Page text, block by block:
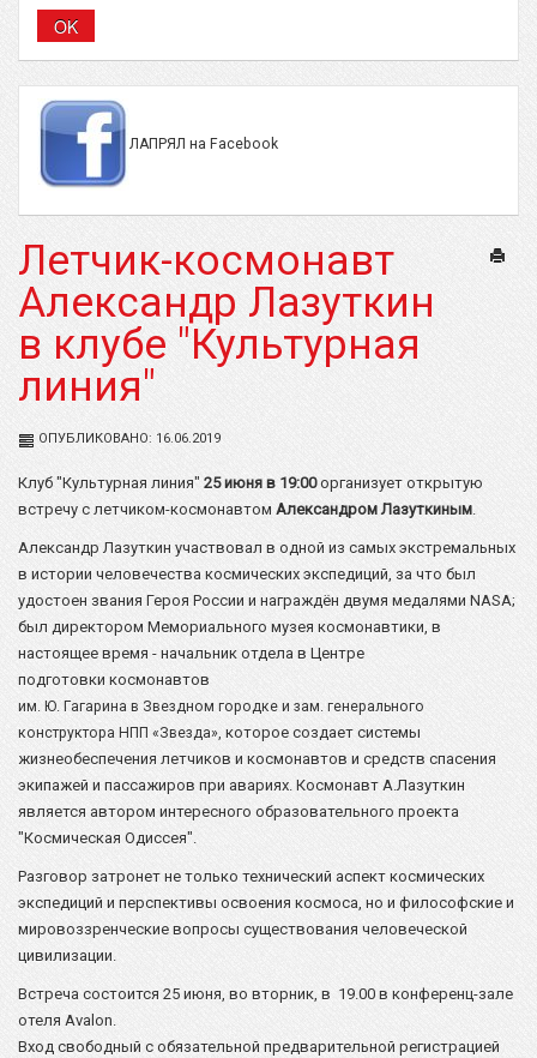
ЛАПРЯЛ на Facebook
Летчик-космонавт
Александр Лазуткин
в клубе "Культурная
линия"
ОПУБЛИКОВАНО: 16.06.2019
Клуб "Культурная линия" 25 июня в 19:00организует открытую
встречу с летчиком-космонавтом Александром Лазуткиным.
Александр Лазуткин участвовал в одной из самых экстремальных
в истории человечества космических экспедиций, за что был
удостоен звания Героя России и награждён двумя медалями NASA;
был директором Мемориального музея космонавтики, в
настоящее время - начальник отдела в Центре
подготовки космонавтов
им. Ю. Гагарина в Звездном городке и зам. генерального
конструктора НПП «Звезда», которое создает системы
жизнеобеспечения летчиков и космонавтов и средств спасения
экипажей и пассажиров при авариях. Космонавт А.Лазуткин
является автором интересного образовательного проекта
"Космическая Одиссея".
Разговор затронет не только технический аспект космических
экспедиций и перспективы освоения космоса, но и философские и
мировоззренческие вопросы существования человеческой
цивилизации.
Встреча состоится 25 июня, во вторник, в 19.00 в конференц-зале
отеля Avalon.
Вход свободный с обязательной предварительной регистрацией